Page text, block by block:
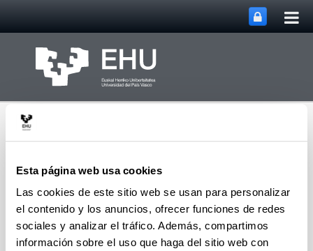
Esta página web usa cookies
Las cookies de este sitio web se usan para personalizar
el contenido y los anuncios, ofrecer funciones de redes
sociales y analizar el tráfico. Además, compartimos
información sobre el uso que haga del sitio web con
Departamento de
Lingüística y Estudios
Vascos
Menú